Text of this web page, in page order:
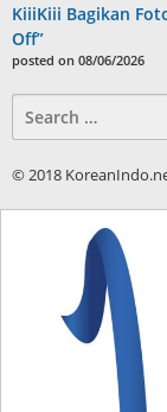
KiiiKiii Bagikan
Off”
posted on 08/06/2026
for:
© 2018